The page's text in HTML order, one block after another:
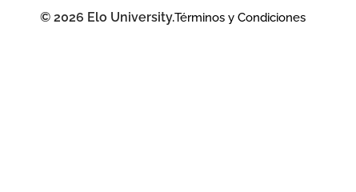
© 2026 Elo University.Términos y Condiciones